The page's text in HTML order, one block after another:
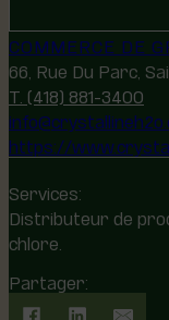
COMMERCE DE
66, Rue Du Parc,
T. (418) 881-3400
https://
Services:
Distributeur de
chlore.
Partager: